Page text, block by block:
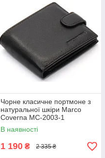
Чорне класичне портмоне з
натуральної шкіри Marco
Coverna MC-2003-1
В наявності
1 190 ₴ 2 335 ₴